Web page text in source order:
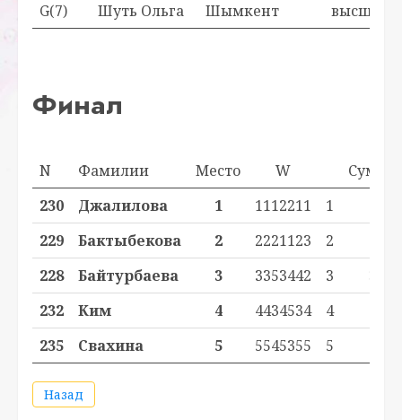
G(7) Шуть Ольга Шымкент высшая
Финал
N Фамилии Место W
Сумма
230
Джалилова 1 1112211 1
229
Бактыбекова 2 2221123 2
228
Байтурбаева 3 3353442 3
232
Ким 4 4434534 4
235
Свахина 5 5545355 5
Назад